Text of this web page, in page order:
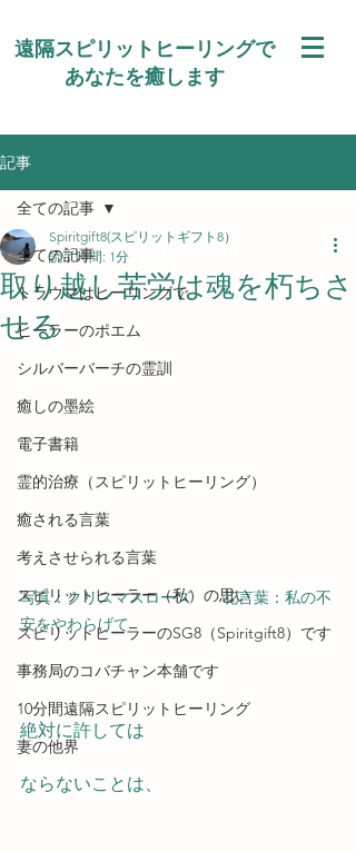
遠隔スピリットヒーリングで
あなたを癒します
記事
全ての記事
トラウマはヒーリングで
ヒーラーのポエム
シルバーバーチの霊訓
癒しの墨絵
電子書籍
霊的治療（スピリットヒーリング）
癒される言葉
考えさせられる言葉
スピリットヒーラー（私）の思い
スピリットヒーラーのSG8（Spiritgift8）です
事務局のコバチャン本舗です
10分間遠隔スピリットヒーリング
妻の他界
全ての記事
取り越し苦労は魂を朽ちさ
せる
Spiritgift8(スピリットギフト8）
読了時間: 1分
写真：クリスマスローズ　　花言葉：私の不
安をやわらげて
絶対に許しては
ならないことは、